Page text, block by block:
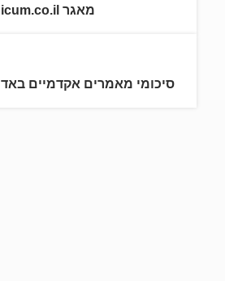
מאגר Sicum.co.il
סיכומי מאמרים אקדמיים